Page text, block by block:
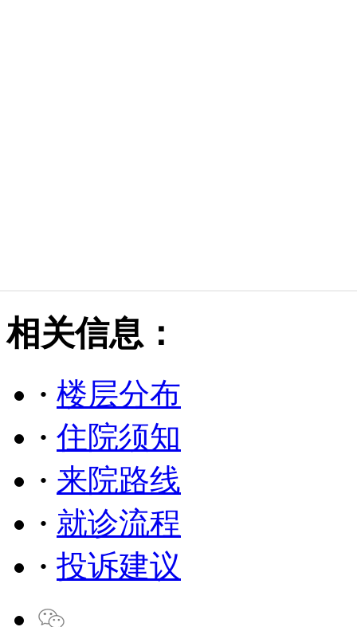
相关信息：
· 楼层分布
· 住院须知
· 来院路线
· 就诊流程
· 投诉建议